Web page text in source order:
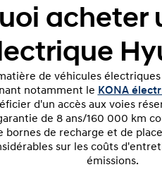
acheter
de véhicules
notamment le KONA
d'un accès aux voies
de 8 ans/160 000 km
bornes de recharge et de
sur les coûts
émissions.